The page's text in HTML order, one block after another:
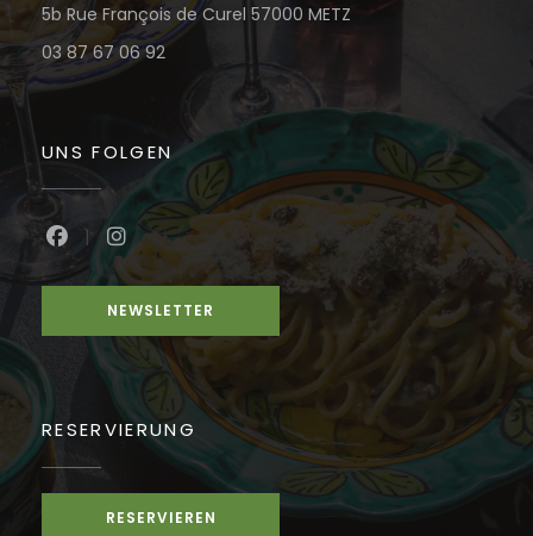
5b Rue François de Curel 57000 METZ ((öffnet ein neues
03 87 67 06 92
UNS FOLGEN
Facebook ((öffnet ein neues Fenster))
Instagram ((öffnet ein neues Fenster))
NEWSLETTER
RESERVIERUNG
RESERVIEREN